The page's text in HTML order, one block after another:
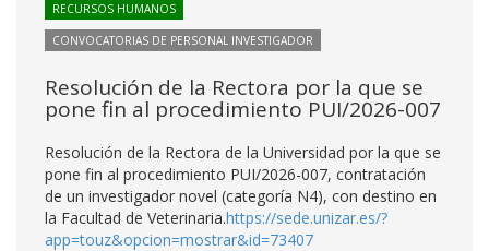
RECURSOS HUMANOS
CONVOCATORIAS DE PERSONAL INVESTIGADOR
Resolución de la Rectora por la que se
pone fin al procedimiento PUI/2026-007
Resolución de la Rectora de la Universidad por la que se
pone fin al procedimiento PUI/2026-007, contratación
de un investigador novel (categoría N4), con destino en
la Facultad de Veterinaria.https://sede.unizar.es/?
app=touz&opcion=mostrar&id=73407